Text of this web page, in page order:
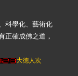
科學化、藝術化
正確成佛之道，
大德人次